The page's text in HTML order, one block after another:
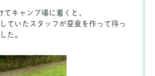
キャンプ場に着くと、
ていたスタッフが昼食を作って待っ
た。